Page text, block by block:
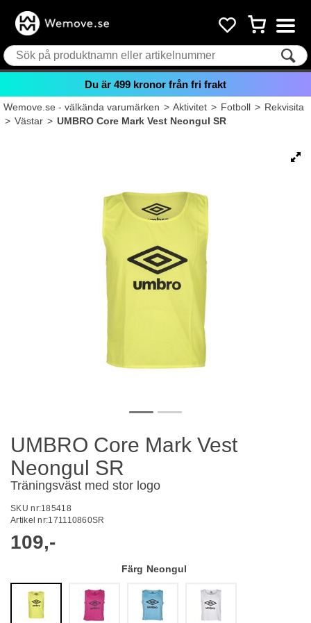
Du är 499 kronor från fri frakt
Wemove.se - välkända varumärken>Aktivitet>Fotboll>Rekvisita
>Västar>UMBRO Core Mark Vest Neongul SR
UMBRO Core Mark Vest
Neongul SR
Träningsväst med stor logo
SKU nr:185418
Artikel nr:171110860SR
109,-
Färg Neongul